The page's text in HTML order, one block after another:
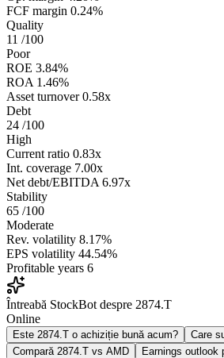
FCF margin 0.24%
Quality
11 /100
Poor
ROE 3.84%
ROA 1.46%
Asset turnover 0.58x
Debt
24 /100
High
Current ratio 0.83x
Int. coverage 7.00x
Net debt/EBITDA 6.97x
Stability
65 /100
Moderate
Rev. volatility 8.17%
EPS volatility 44.54%
Profitable years 6
Întreabă StockBot despre 2874.T
Online
Este 2874.T o achiziție bună acum?
Care
Compară 2874.T vs AMD
Earnings outlook